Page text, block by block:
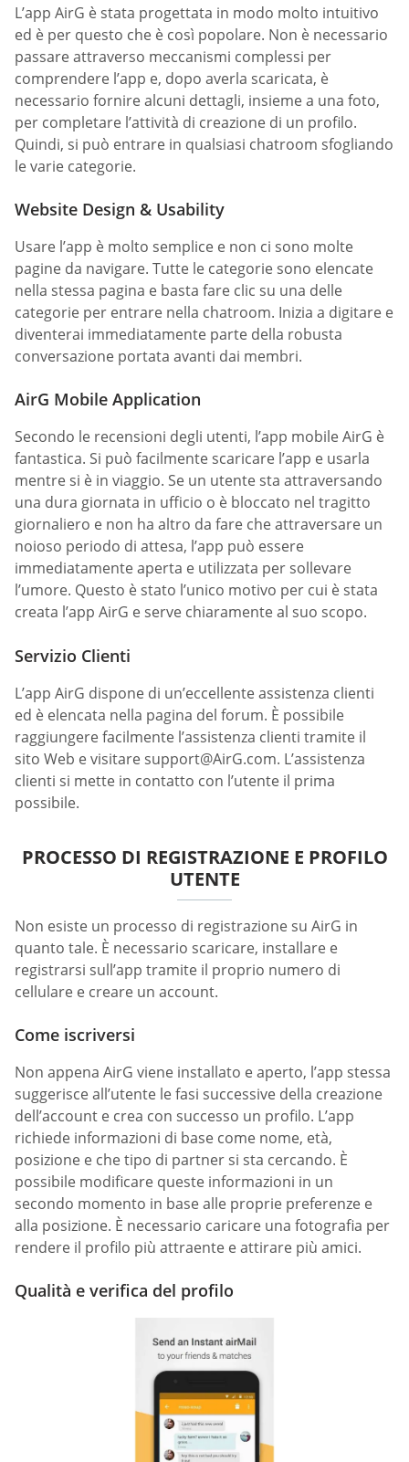
L’app AirG è stata progettata in modo molto intuitivo
ed è per questo che è così popolare. Non è necessario
passare attraverso meccanismi complessi per
comprendere l’app e, dopo averla scaricata, è
necessario fornire alcuni dettagli, insieme a una foto,
per completare l’attività di creazione di un profilo.
Quindi, si può entrare in qualsiasi chatroom sfogliando
le varie categorie.
Website Design & Usability
Usare l’app è molto semplice e non ci sono molte
pagine da navigare. Tutte le categorie sono elencate
nella stessa pagina e basta fare clic su una delle
categorie per entrare nella chatroom. Inizia a digitare e
diventerai immediatamente parte della robusta
conversazione portata avanti dai membri.
AirG Mobile Application
Secondo le recensioni degli utenti, l’app mobile AirG è
fantastica. Si può facilmente scaricare l’app e usarla
mentre si è in viaggio. Se un utente sta attraversando
una dura giornata in ufficio o è bloccato nel tragitto
giornaliero e non ha altro da fare che attraversare un
noioso periodo di attesa, l’app può essere
immediatamente aperta e utilizzata per sollevare
l’umore. Questo è stato l’unico motivo per cui è stata
creata l’app AirG e serve chiaramente al suo scopo.
Servizio Clienti
L’app AirG dispone di un’eccellente assistenza clienti
ed è elencata nella pagina del forum. È possibile
raggiungere facilmente l’assistenza clienti tramite il
sito Web e visitare support@AirG.com. L’assistenza
clienti si mette in contatto con l’utente il prima
possibile.
PROCESSO DI REGISTRAZIONE E PROFILO
UTENTE
Non esiste un processo di registrazione su AirG in
quanto tale. È necessario scaricare, installare e
registrarsi sull’app tramite il proprio numero di
cellulare e creare un account.
Come iscriversi
Non appena AirG viene installato e aperto, l’app stessa
suggerisce all’utente le fasi successive della creazione
dell’account e crea con successo un profilo. L’app
richiede informazioni di base come nome, età,
posizione e che tipo di partner si sta cercando. È
possibile modificare queste informazioni in un
secondo momento in base alle proprie preferenze e
alla posizione. È necessario caricare una fotografia per
rendere il profilo più attraente e attirare più amici.
Qualità e verifica del profilo